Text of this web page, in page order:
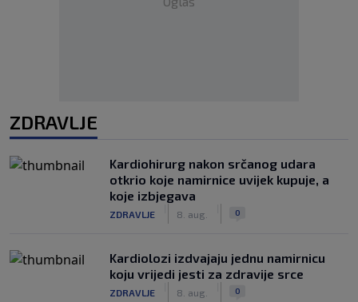
ZDRAVLJE
Kardiohirurg nakon srčanog udara
otkrio koje namirnice uvijek kupuje, a
koje izbjegava
ZDRAVLJE 8. aug. 0
Kardiolozi izdvajaju jednu namirnicu
koju vrijedi jesti za zdravije srce
ZDRAVLJE 8. aug. 0